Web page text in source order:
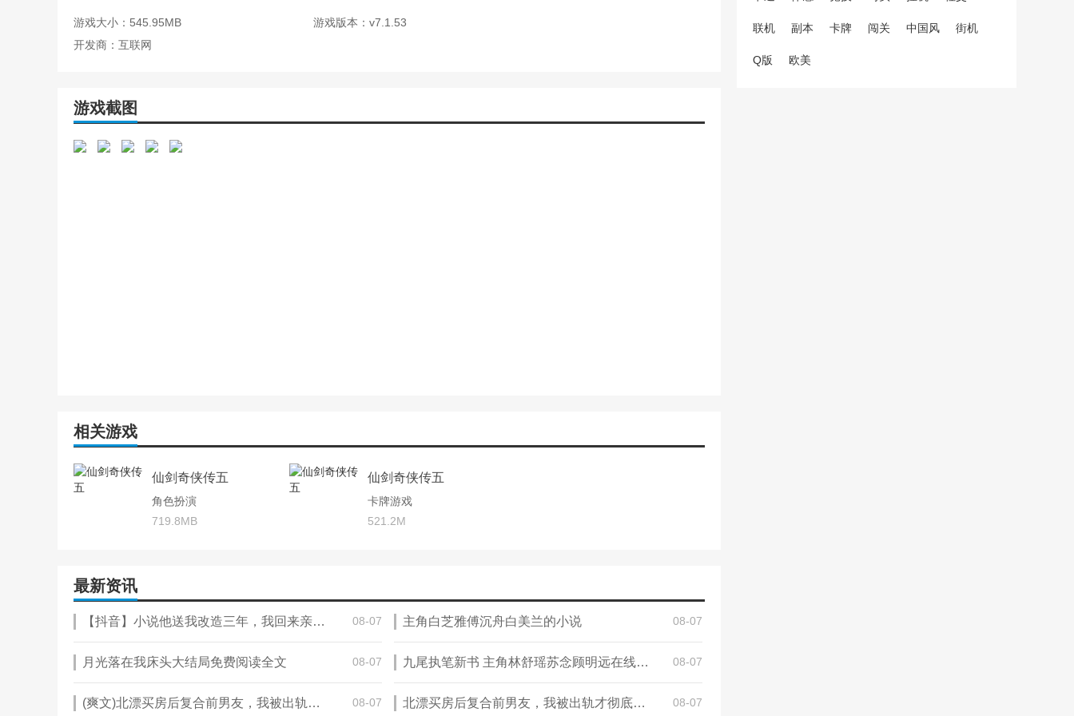
4、赵灵儿——仙灵岛上别洞天，池中孤莲伴月眠
职业技能：
炼狱真炎：天地神气凝炼狱，三昧真炎除万恶。
灵火咒：祈唤灵咒纵仙火，天坠烈焰焚妖魔。
仙剑奇侠传五游戏福利
1、上线登录直送VIP6、充值比例1:10，体验快人一步。
2、游戏内所有充值全部0.1折，首充仅需0.06元。
3、7日豪礼送至尊法宝和超强SSR英雄-龙幽。
5、全民狂欢福利拉满，天天送海量培养资源。
6、海量活动丰富玩法，带你重新回来仙剑的世界。
《仙剑奇侠传五》是一款角色扮演对的卡牌游戏。游戏以中国古代神话故事为背景，讲述了主角从平凡少年成长为能够拯救世界
的英雄的故事。游戏不仅受到了广大玩家的喜爱，也在游戏史上留下了浓重的一笔。
游戏大小：545.95MB
游戏版本：v7.1.53
开发商：互联网
游戏截图
相关游戏
仙剑奇侠传五
角色扮演
719.8MB
仙剑奇侠传五
卡牌游戏
521.2M
最新资讯
【抖音】小说他送我改造三年，我回来亲手砸了他的婚礼无广告阅读 08-07 主角白芝雅傅沉舟白美兰的小说 08-07
月光落在我床头大结局免费阅读全文 08-07 九尾执笔新书 主角林舒瑶苏念顾明远在线阅读 08-07
(爽文)北漂买房后复合前男友，我被出轨才彻底醒了全本章节阅读 08-07 北漂买房后复合前男友，我被出轨才彻底醒了 08-07
联机 副本 卡牌 闯关 中国风 街机
Q版 欧美